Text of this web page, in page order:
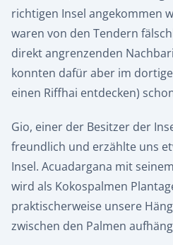
richtigen Insel angekommen
waren von den Tendern
direkt angrenzenden
konnten dafür aber im
einen Riffhai entdecken)
Gio, einer der Besitzer der
freundlich und erzählte uns
Insel. Acuadargana mit
wird als Kokospalmen
praktischerweise unsere
zwischen den Palmen